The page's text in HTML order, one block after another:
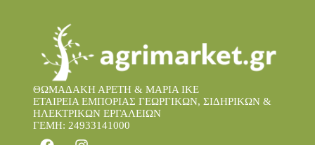
ΘΩΜΑΔΑΚΗ ΑΡΕΤΗ & ΜΑΡΙΑ IKE
ΕΤΑΙΡΕΙΑ ΕΜΠΟΡΙΑΣ ΓΕΩΡΓΙΚΩΝ, ΣΙΔΗΡΙΚΩΝ &
ΗΛΕΚΤΡΙΚΩΝ ΕΡΓΑΛΕΙΩΝ
ΓΕΜΗ: 24933141000